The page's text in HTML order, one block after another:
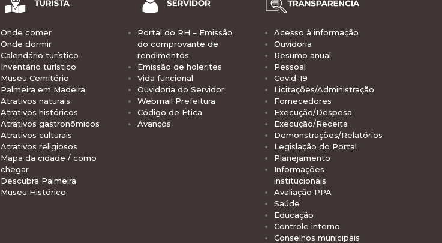
Onde comer
Onde dormir
Calendário turístico
Inventário turístico
Museu Cemitério
Palmeira em Madeira
Atrativos naturais
Atrativos históricos
Atrativos gastronômicos
Atrativos culturais
Atrativos religiosos
Mapa da cidade / como
chegar
Descubra Palmeira
Museu Histórico
Portal do RH – Emissão
do comprovante de
rendimentos
Emissão de holerites
Vida funcional
Ouvidoria do Servidor
Webmail Prefeitura
Código de Ética
Avanços
Acesso à informação
Ouvidoria
Resumo anual
Pessoal
Covid-19
Licitações/Administração
Fornecedores
Execução/Despesa
Execução/Receita
Demonstrações/Relatórios
Legislação do Portal
Planejamento
Informações
institucionais
Avaliação PPA
Saúde
Educação
Controle interno
Conselhos municipais